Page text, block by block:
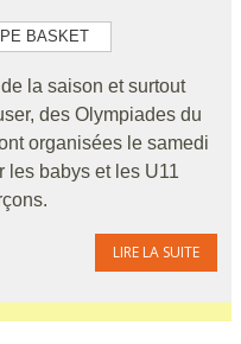
BASKET
la saison et surtout
des Olympiades du
organisées le samedi
les babys et les U11
LIRE LA SUITE